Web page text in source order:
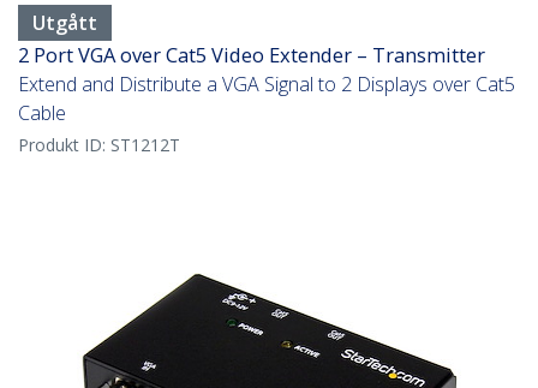
Utgått
2 Port VGA over Cat5 Video Extender – Transmitter
Extend and Distribute a VGA Signal to 2 Displays over Cat5
Cable
Produkt ID: ST1212T